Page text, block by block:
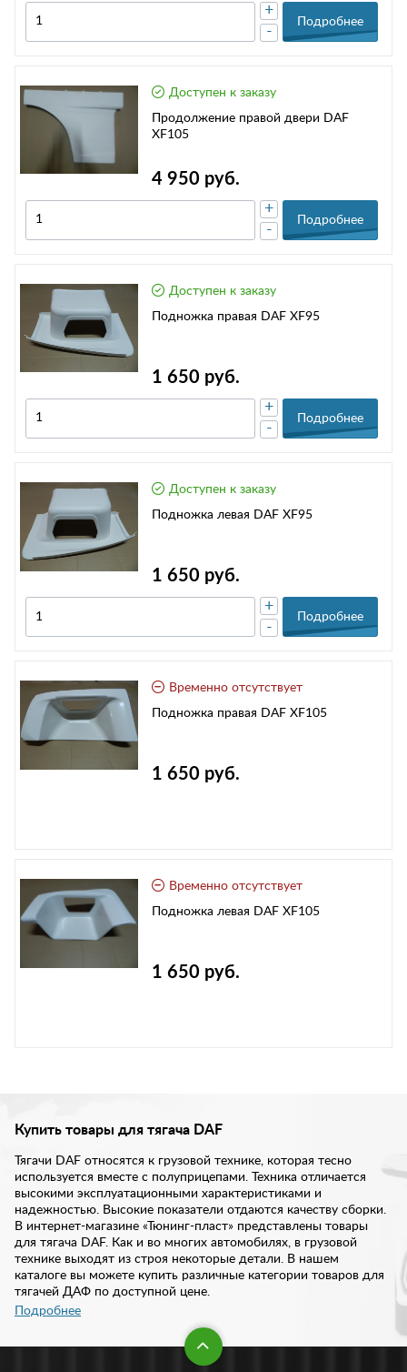
-
+
Подробнее
Доступен к заказу
Продолжение правой двери DAF
XF105
4 950 руб.
-
+
Подробнее
Доступен к заказу
Подножка правая DAF XF95
1 650 руб.
-
+
Подробнее
Доступен к заказу
Подножка левая DAF XF95
1 650 руб.
-
+
Подробнее
Временно отсутствует
Подножка правая DAF XF105
1 650 руб.
Временно отсутствует
Подножка левая DAF XF105
1 650 руб.
Купить товары для тягача DAF
Тягачи DAF относятся к грузовой технике, которая тесно
используется вместе с полуприцепами. Техника отличается
высокими эксплуатационными характеристиками и
надежностью. Высокие показатели отдаются качеству сборки.
В интернет-магазине «Тюнинг-пласт» представлены товары
для тягача DAF. Как и во многих автомобилях, в грузовой
технике выходят из строя некоторые детали. В нашем
каталоге вы можете купить различные категории товаров для
тягачей ДАФ по доступной цене.
Грузовая техника под маркой ДАФ, способна осуществлять
перевозку крупногабаритных, тяжеловесных и длинномерных
грузов. Особенно при таких перевозках страдает передний
Подробнее